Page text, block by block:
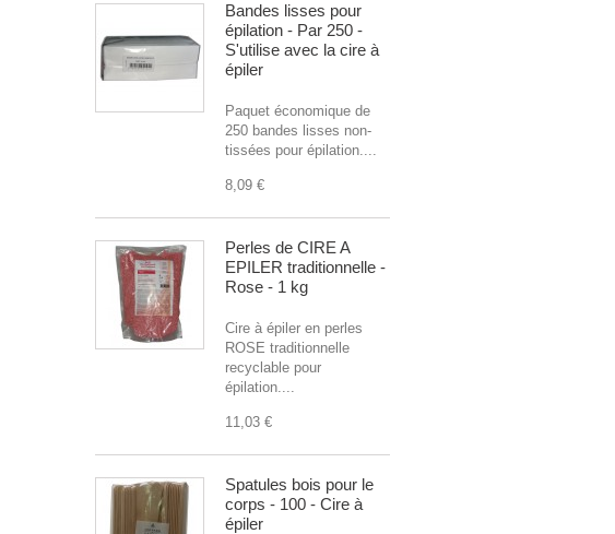
Bandes lisses pour
épilation - Par 250 -
S'utilise avec la cire à
épiler
Paquet économique de
250 bandes lisses non-
tissées pour épilation....
8,09 €
Perles de CIRE A
EPILER traditionnelle -
Rose - 1 kg
Cire à épiler en perles
ROSE traditionnelle
recyclable pour
épilation....
11,03 €
Spatules bois pour le
corps - 100 - Cire à
épiler